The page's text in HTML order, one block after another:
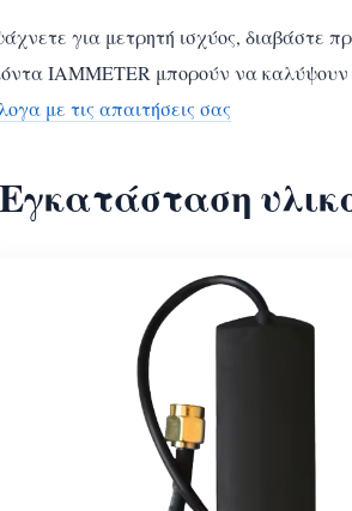
για μετρητή ισχύος, διαβάστε
IAMMETER μπορούν να καλύψουν
με τις απαιτήσεις σας